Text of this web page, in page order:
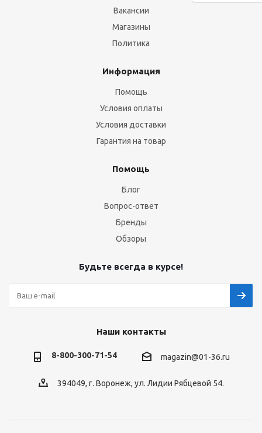
Вакансии
Магазины
Политика
Информация
Помощь
Условия оплаты
Условия доставки
Гарантия на товар
Помощь
Блог
Вопрос-ответ
Бренды
Обзоры
Будьте всегда в курсе!
Наши контакты
8-800-300-71-54 magazin@01-36.ru
394049, г. Воронеж, ул. Лидии Рябцевой 54.